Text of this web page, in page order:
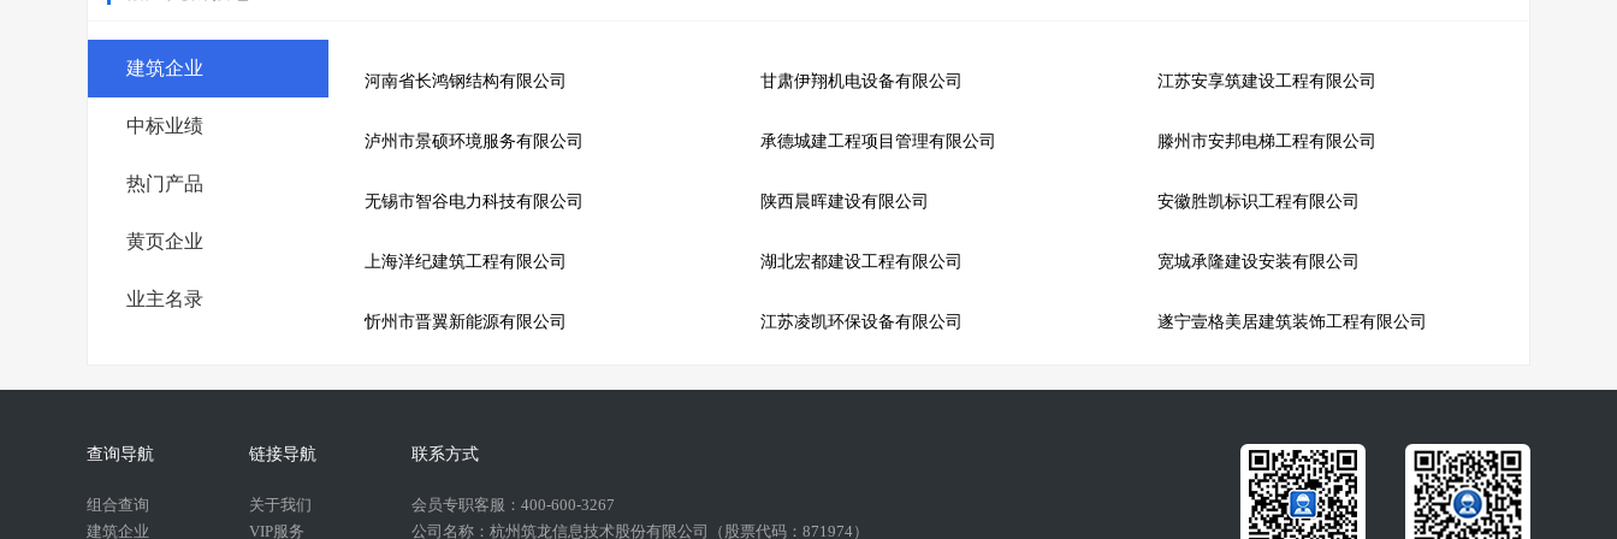
建筑企业
中标业绩
热门产品
黄页企业
业主名录
河南省长鸿钢结构有限公司 甘肃伊翔机电设备有限公司 江苏安享筑建设工程有限公司
泸州市景硕环境服务有限公司 承德城建工程项目管理有限公司 滕州市安邦电梯工程有限公司
无锡市智谷电力科技有限公司 陕西晨晖建设有限公司 安徽胜凯标识工程有限公司
上海洋纪建筑工程有限公司 湖北宏都建设工程有限公司 宽城承隆建设安装有限公司
忻州市晋翼新能源有限公司 江苏凌凯环保设备有限公司 遂宁壹格美居建筑装饰工程有限公司
查询导航
组合查询
建筑企业
链接导航
关于我们
VIP服务
联系方式
会员专职客服：400-600-3267
公司名称：杭州筑龙信息技术股份有限公司（股票代码：871974）